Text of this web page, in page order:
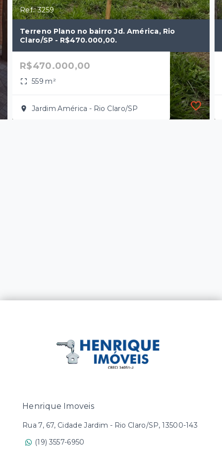
Ref.: 3259
Terreno Plano no bairro Jd. América, Rio
Claro/SP - R$470.000,00.
R$470.000,00
559 m²
Jardim América - Rio Claro/SP
Henrique Imoveis
Rua 7, 67, Cidade Jardim - Rio Claro/SP, 13500-143
(19) 3557-6950